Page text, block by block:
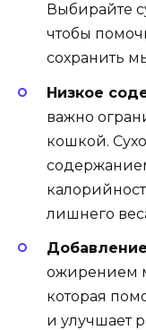
Выбирайте
чтобы
сохранить
Низкое
важно
кошкой.
лишнего
ожирением
которая
и улучшает